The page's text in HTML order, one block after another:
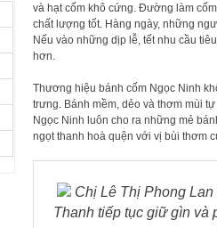
và hạt cốm khô cứng. Đường làm
chất lượng tốt. Hàng ngày, những
Nếu vào những dịp lễ, tết nhu cầu
hơn.
Thương hiệu bánh cốm Ngọc Ninh
trưng. Bánh mềm, dẻo và thơm mùi
Ngọc Ninh luôn cho ra những mẻ
ngọt thanh hoà quện với vị bùi thơm
Chị Lê Thị Phong
Thanh tiếp tục giữ gìn và